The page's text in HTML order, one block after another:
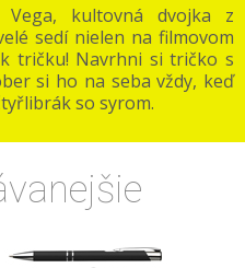
Vega, kultovná dvojka z
sedí nielen na filmovom
tričku! Navrhni si tričko s
si ho na seba vždy, keď
so syrom.